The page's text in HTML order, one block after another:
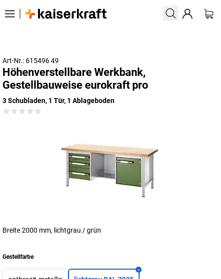
Art-Nr.: 615496 49
Höhenverstellbare Werkbank,
Gestellbauweise eurokraft pro
3 Schubladen, 1 Tür, 1 Ablageboden
Breite 2000 mm, lichtgrau / grün
Gestellfarbe